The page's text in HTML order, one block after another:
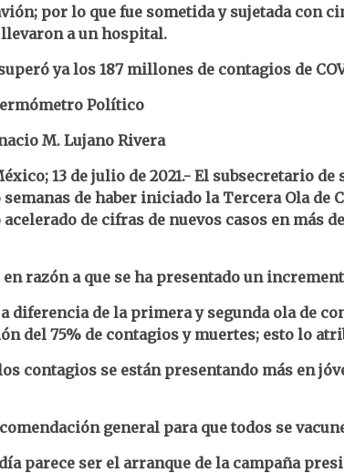
por lo que fue sometida y sujetada con
a un hospital.
ya los 187 millones de contagios de
Político
M. Lujano Rivera
13 de julio de 2021.- El subsecretario
de haber iniciado la Tercera Ola de
de cifras de nuevos casos en más
razón a que se ha presentado un
diferencia de la primera y segunda ola de
del 75% de contagios y muertes; esto lo
contagios se están presentando más en
general para que todos se
parece ser el arranque de la campaña